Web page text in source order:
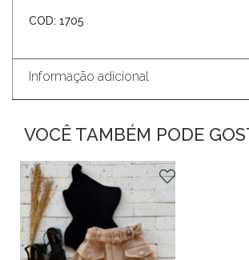
COD: 1705
Informação adicional
VOCÊ TAMBÉM PODE